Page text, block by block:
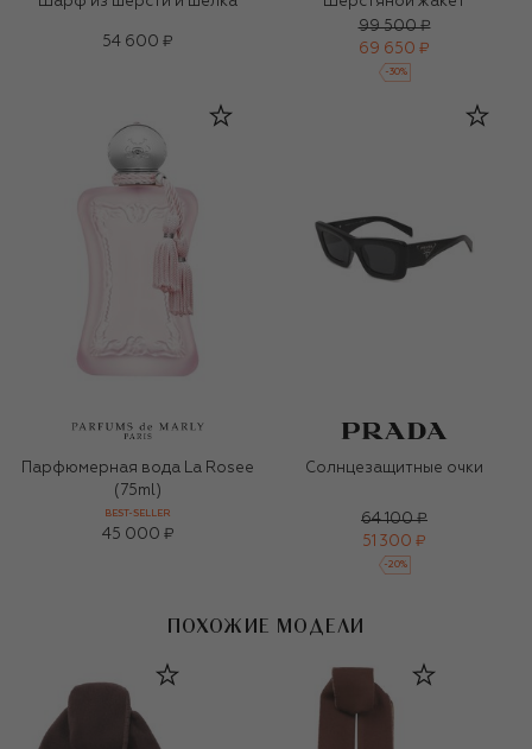
54 600 ₽
99 500 ₽
69 650 ₽
-30%
Парфюмерная вода La Rosee
(75ml)
BEST-SELLER
45 000 ₽
Солнцезащитные очки
64 100 ₽
51 300 ₽
-20%
ПОХОЖИЕ МОДЕЛИ